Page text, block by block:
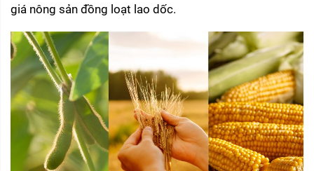
giá nông sản đồng loạt lao dốc.